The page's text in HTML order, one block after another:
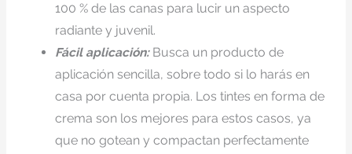
100 % de las canas para lucir un aspecto
radiante y juvenil.
Fácil aplicación:Busca un producto de
aplicación sencilla, sobre todo si lo harás en
casa por cuenta propia. Los tintes en forma de
crema son los mejores para estos casos, ya
que no gotean y compactan perfectamente